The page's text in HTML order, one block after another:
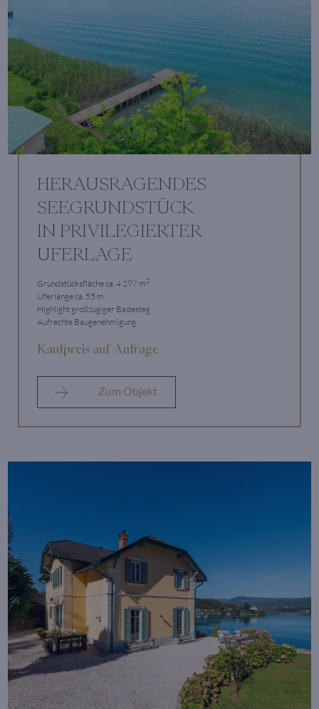
HERAUSRAGENDES
SEEGRUNDSTÜCK
IN PRIVILEGIERTER
UFERLAGE
Grundstücksfläche ca. 4.297 m2
Uferlänge ca. 55 m
Highlight großzügiger Badesteg
Aufrechte Baugenehmigung
Kaufpreis auf Anfrage
Zum Objekt